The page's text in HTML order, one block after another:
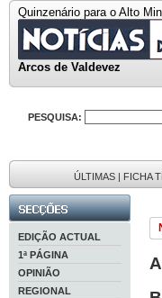
Quinzenário para o Alto
Arcos de Valdevez
PESQUISA:
ÚLTIMAS | FICHA
EDIÇÃO ACTUAL
1ª PÁGINA
OPINIÃO
REGIONAL